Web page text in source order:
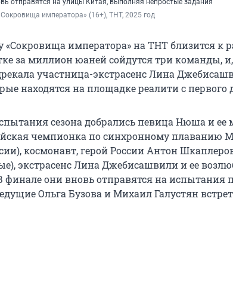
отправятся на улицы Китая, выполняя непростые задания
императора» (16+), ТНТ, 2025 год
«Сокровища императора» на ТНТ близится к
за миллион юаней сойдутся три команды,
участница-экстрасенс Лина
находятся на площадке реалити с первого
сезона добрались певица Нюша и ее
чемпионка по синхронному плаванию
космонавт, герой России Антон
экстрасенс Лина Джебисашвили и ее
финале они вновь отправятся на испытания
Ольга Бузова и Михаил Галустян